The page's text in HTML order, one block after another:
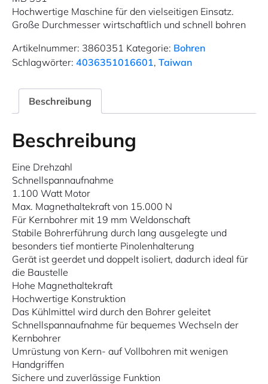
Hochwertige Maschine für den vielseitigen Einsatz.
Große Durchmesser wirtschaftlich und schnell bohren
Artikelnummer: 3860351 Kategorie: Bohren
Schlagwörter: 4036351016601, Taiwan
Beschreibung
Beschreibung
Eine Drehzahl
Schnellspannaufnahme
1.100 Watt Motor
Max. Magnethaltekraft von 15.000 N
Für Kernbohrer mit 19 mm Weldonschaft
Stabile Bohrerführung durch lang ausgelegte und
besonders tief montierte Pinolenhalterung
Gerät ist geerdet und doppelt isoliert, dadurch ideal für
die Baustelle
Hohe Magnethaltekraft
Hochwertige Konstruktion
Das Kühlmittel wird durch den Bohrer geleitet
Schnellspannaufnahme für bequemes Wechseln der
Kernbohrer
Umrüstung von Kern- auf Vollbohren mit wenigen
Handgriffen
Sichere und zuverlässige Funktion